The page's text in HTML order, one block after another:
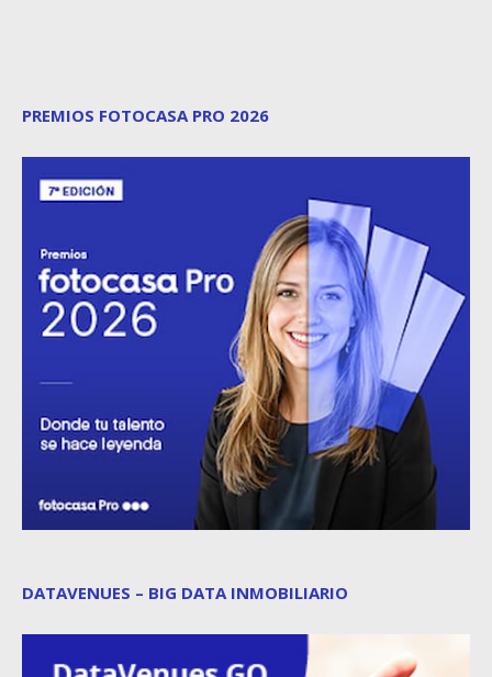
PREMIOS FOTOCASA PRO 2026
DATAVENUES – BIG DATA INMOBILIARIO